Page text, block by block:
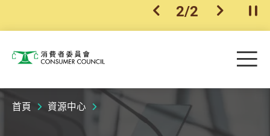
上一個
2/2 下一個開
消費者委員會 目
首頁 資源中心